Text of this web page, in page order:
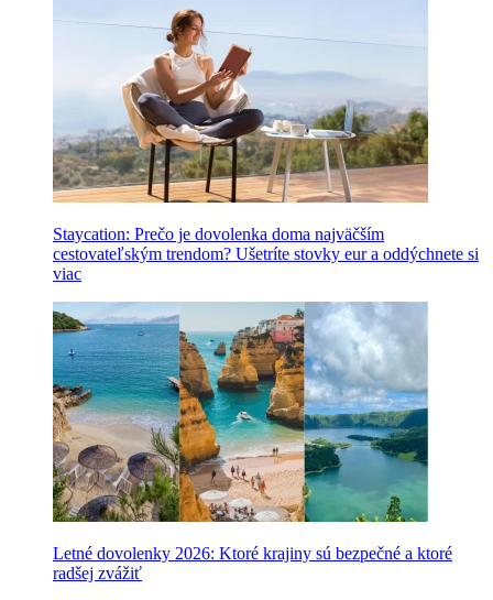
Staycation: Prečo je dovolenka doma najväčším
cestovateľským trendom? Ušetríte stovky eur a oddýchnete si
viac
Letné dovolenky 2026: Ktoré krajiny sú bezpečné a ktoré
radšej zvážiť